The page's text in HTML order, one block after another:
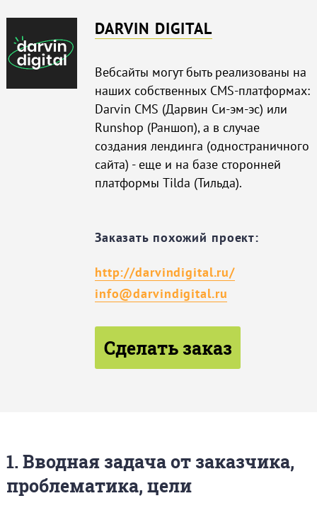
DARVIN DIGITAL
Вебсайты могут быть реализованы на
наших собственных CMS-платформах:
Darvin CMS (Дарвин Си-эм-эс) или
Runshop (Раншоп), а в случае
создания лендинга (одностраничного
сайта) - еще и на базе сторонней
платформы Tilda (Тильда).
Заказать похожий проект:
http://darvindigital.ru/
info@darvindigital.ru
Сделать заказ
1. Вводная задача от заказчика,
проблематика, цели